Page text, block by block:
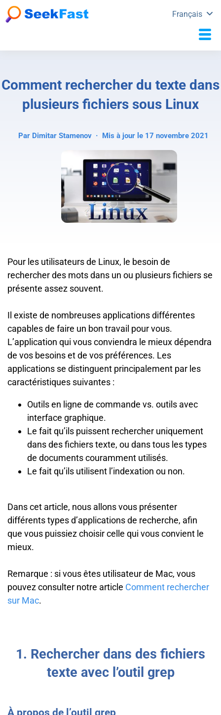
Français
Comment rechercher du texte dans
plusieurs fichiers sous Linux
Par Dimitar Stamenov · Mis à jour le 17 novembre 2021
Pour les utilisateurs de Linux, le besoin de
rechercher des mots dans un ou plusieurs fichiers se
présente assez souvent.
Il existe de nombreuses applications différentes
capables de faire un bon travail pour vous.
L’application qui vous conviendra le mieux dépendra
de vos besoins et de vos préférences. Les
applications se distinguent principalement par les
caractéristiques suivantes :
Outils en ligne de commande vs. outils avec
interface graphique.
Le fait qu’ils puissent rechercher uniquement
dans des fichiers texte, ou dans tous les types
de documents couramment utilisés.
Le fait qu’ils utilisent l’indexation ou non.
Dans cet article, nous allons vous présenter
différents types d’applications de recherche, afin
que vous puissiez choisir celle qui vous convient le
mieux.
Remarque : si vous êtes utilisateur de Mac, vous
pouvez consulter notre article Comment rechercher
sur Mac.
1. Rechercher dans des fichiers
texte avec l’outil grep
À propos de l’outil grep